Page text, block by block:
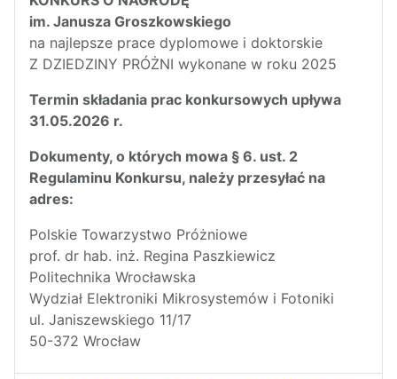
im. Janusza Groszkowskiego
na najlepsze prace dyplomowe i doktorskie
Z DZIEDZINY PRÓŻNI wykonane w roku 2025
Termin składania prac konkursowych upływa
31.05.2026 r.
Dokumenty, o których mowa § 6. ust. 2
Regulaminu Konkursu, należy przesyłać na
adres:
Polskie Towarzystwo Próżniowe
prof. dr hab. inż. Regina Paszkiewicz
Politechnika Wrocławska
Wydział Elektroniki Mikrosystemów i Fotoniki
ul. Janiszewskiego 11/17
50-372 Wrocław